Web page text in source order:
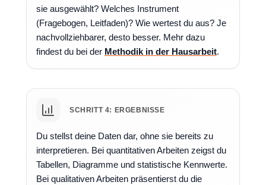
sie ausgewählt? Welches Instrument
(Fragebogen, Leitfaden)? Wie wertest du aus? Je
nachvollziehbarer, desto besser. Mehr dazu
findest du bei der Methodik in der Hausarbeit.
SCHRITT 4: ERGEBNISSE
Du stellst deine Daten dar, ohne sie bereits zu
interpretieren. Bei quantitativen Arbeiten zeigst du
Tabellen, Diagramme und statistische Kennwerte.
Bei qualitativen Arbeiten präsentierst du die